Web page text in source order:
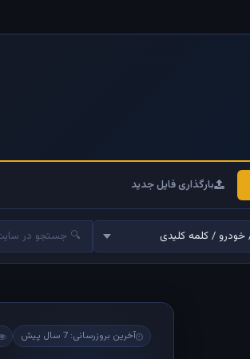
بارگذاری فایل جدید
آخرین بروزرسانی: 7 سال پیش